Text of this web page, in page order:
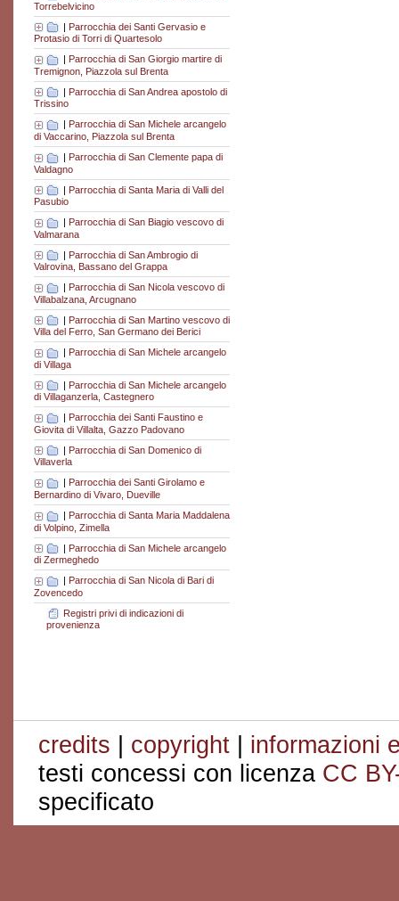
Torrebelvicino
| Parrocchia dei Santi Gervasio e
Protasio di Torri di Quartesolo
Parrocchia di San Giorgio martire di
Tremignon, Piazzola sul Brenta
| Parrocchia di San Andrea apostolo di
Trissino
Parrocchia di San Michele arcangelo
di Vaccarino, Piazzola sul Brenta
| Parrocchia di San Clemente papa di
Valdagno
| Parrocchia di Santa Maria di Valli del
Pasubio
| Parrocchia di San Biagio vescovo di
Valmarana
| Parrocchia di San Ambrogio di
Valrovina, Bassano del Grappa
| Parrocchia di San Nicola vescovo di
Villabalzana, Arcugnano
| Parrocchia di San Martino vescovo di
Villa del Ferro, San Germano dei Berici
Parrocchia di San Michele arcangelo
di Villaga
| Parrocchia di San Michele arcangelo
di Villaganzerla, Castegnero
Parrocchia dei Santi Faustino e
Giovita di Villalta, Gazzo Padovano
| Parrocchia di San Domenico di
Villaverla
Parrocchia dei Santi Girolamo e
Bernardino di Vivaro, Dueville
| Parrocchia di Santa Maria Maddalena
di Volpino, Zimella
| Parrocchia di San Michele arcangelo
di Zermeghedo
| Parrocchia di San Nicola di Bari di
Zovencedo
Registri privi di indicazioni di
provenienza
credits | copyright | informazioni
testi concessi con licenza CC
specificato